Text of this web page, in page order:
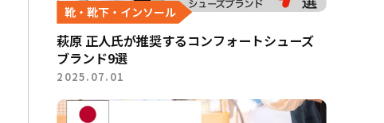
靴・靴下・インソール
萩原 正人氏が推奨するコンフォートシューズ
ブランド9選
2025.07.01